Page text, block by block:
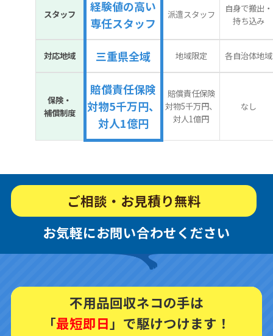
スタッフ
経験値の高い
専任スタッフ
派遣スタッフ
自身で搬出・
持ち込み
対応地域 三重県全域 地域限定 各自治体地域
保険・
補償制度
賠償責任保険
対物5千万円、
対人1億円
賠償責任保険
対物5千万円、
対人1億円
なし
ご相談・お見積り無料
お気軽にお問い合わせください
不用品回収ネコの手は
「最短即日 」で駆けつけます！